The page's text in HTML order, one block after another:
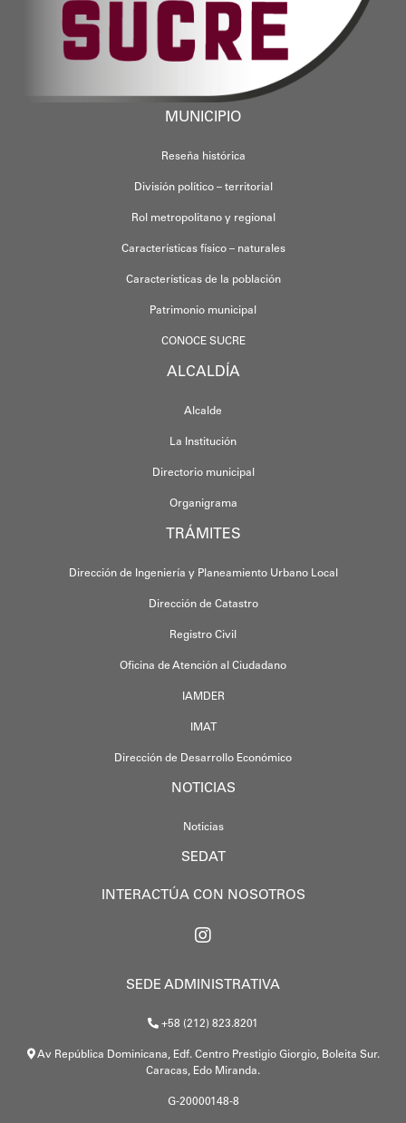
MUNICIPIO
Reseña histórica
División político – territorial
Rol metropolitano y regional
Características físico – naturales
Características de la población
Patrimonio municipal
CONOCE SUCRE
ALCALDÍA
Alcalde
La Institución
Directorio municipal
Organigrama
TRÁMITES
Dirección de Ingeniería y Planeamiento Urbano Local
Dirección de Catastro
Registro Civil
Oficina de Atención al Ciudadano
IAMDER
IMAT
Dirección de Desarrollo Económico
NOTICIAS
Noticias
SEDAT
INTERACTÚA CON NOSOTROS
SEDE ADMINISTRATIVA
+58 (212) 823.8201
Av República Dominicana, Edf. Centro Prestigio Giorgio, Boleita Sur.
Caracas, Edo Miranda.
G-20000148-8